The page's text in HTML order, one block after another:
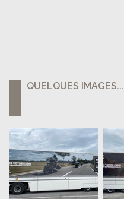
QUELQUES IMAGES...